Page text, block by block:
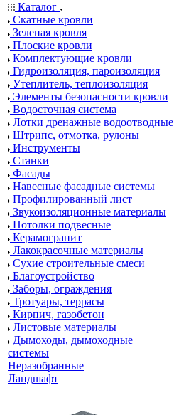
Каталог
Скатные кровли
Зеленая кровля
Плоские кровли
Комплектующие кровли
Гидроизоляция, пароизоляция
Утеплитель, теплоизоляция
Элементы безопасности кровли
Водосточная система
Лотки дренажные водоотводные
Штрипс, отмотка, рулоны
Инструменты
Станки
Фасады
Навесные фасадные системы
Профилированный лист
Звукоизоляционные материалы
Потолки подвесные
Керамогранит
Лакокрасочные материалы
Сухие строительные смеси
Благоустройство
Заборы, ограждения
Тротуары, террасы
Кирпич, газобетон
Листовые материалы
Дымоходы, дымоходные
системы
Неразобранные
Ландшафт